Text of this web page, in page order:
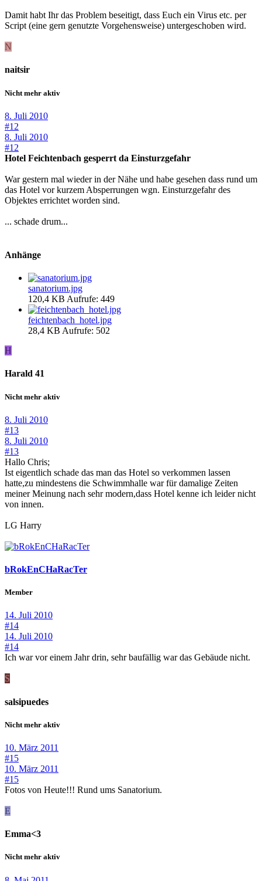
Damit habt Ihr das Problem beseitigt, dass Euch ein Virus etc. per
Script (eine gern genutzte Vorgehensweise) untergeschoben wird.
N
naitsir
Nicht mehr aktiv
8. Juli 2010
#12
8. Juli 2010
#12
Hotel Feichtenbach gesperrt da Einsturzgefahr
War gestern mal wieder in der Nähe und habe gesehen dass rund um
das Hotel vor kurzem Absperrungen wgn. Einsturzgefahr des
Objektes errichtet worden sind.
... schade drum...
Anhänge
sanatorium.jpg
120,4 KB Aufrufe: 449
feichtenbach_hotel.jpg
28,4 KB Aufrufe: 502
H
Harald 41
Nicht mehr aktiv
8. Juli 2010
#13
8. Juli 2010
#13
Hallo Chris;
Ist eigentlich schade das man das Hotel so verkommen lassen
hatte,zu mindestens die Schwimmhalle war für damalige Zeiten
meiner Meinung nach sehr modern,dass Hotel kenne ich leider nicht
von innen.
LG Harry
bRokEnCHaRacTer
Member
14. Juli 2010
#14
14. Juli 2010
#14
Ich war vor einem Jahr drin, sehr baufällig war das Gebäude nicht.
S
salsipuedes
Nicht mehr aktiv
10. März 2011
#15
10. März 2011
#15
Fotos von Heute!!! Rund ums Sanatorium.
E
Emma<3
Nicht mehr aktiv